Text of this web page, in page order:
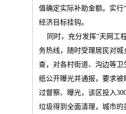
值确定实际补助金额。实
经济目标挂钩。
同时，充分发挥“天网工
务热线，随时受理居民对
查，对各村街道、沟边等
纸公开曝光并通报，要求
过督察、曝光，该区投入
垃圾得到全面清理，城市